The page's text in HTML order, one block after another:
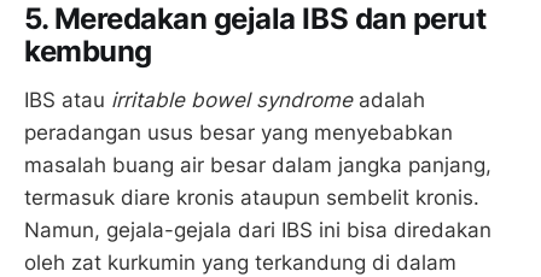
5. Meredakan gejala IBS dan perut
kembung
IBS atau irritable bowel syndromeadalah
peradangan usus besar yang menyebabkan
masalah buang air besar dalam jangka panjang,
termasuk diare kronis ataupun sembelit kronis.
Namun, gejala-gejala dari IBS ini bisa diredakan
oleh zat kurkumin yang terkandung di dalam